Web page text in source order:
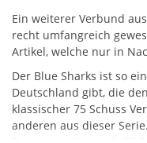
Ein weiterer Verbund
recht umfangreich
Artikel, welche nur in
Der Blue Sharks ist so
Deutschland gibt, die
klassischer 75 Schuss
anderen aus dieser